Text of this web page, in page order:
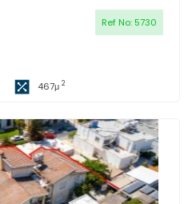
Ref No:5730
467μ 2
Επόμενο